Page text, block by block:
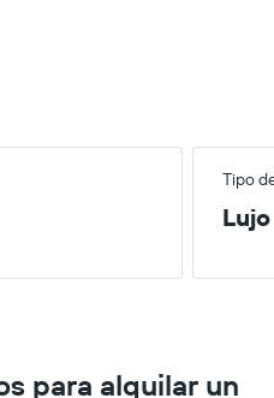
Tipo
Lujo
para alquilar un